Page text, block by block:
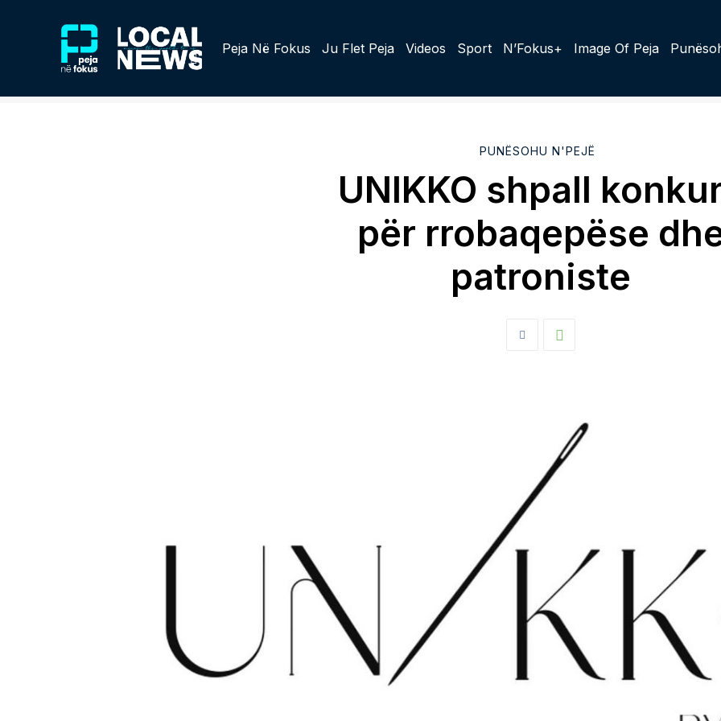
Peja Në Fokus Ju Flet Peja Videos Sport N’Fokus+ Image Of Peja
PUNËSOHU N'PEJË
UNIKKO shpall
për rrobaqepëse
patroniste